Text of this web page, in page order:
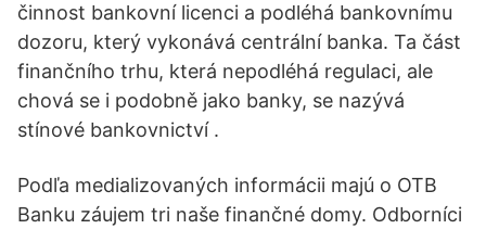
činnost bankovní licenci a podléhá bankovnímu
dozoru, který vykonává centrální banka. Ta část
finančního trhu, která nepodléhá regulaci, ale
chová se i podobně jako banky, se nazývá
stínové bankovnictví .
Podľa medializovaných informácii majú o OTB
Banku záujem tri naše finančné domy. Odborníci